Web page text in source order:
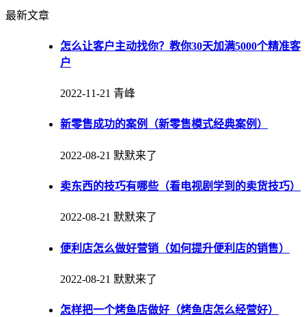
最新文章
怎么让客户主动找你？教你30天加满5000个精准客
户
2022-11-21 青峰
新零售成功的案例（新零售模式经典案例）
2022-08-21 默默来了
卖东西的技巧有哪些（看电视剧学到的卖货技巧）
2022-08-21 默默来了
便利店怎么做好营销（如何提升便利店的销售）
2022-08-21 默默来了
怎样把一个烤鱼店做好（烤鱼店怎么经营好）